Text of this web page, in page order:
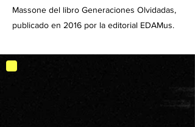
Massone del libro Generaciones Olvidadas,
publicado en 2016 por la editorial EDAMus.